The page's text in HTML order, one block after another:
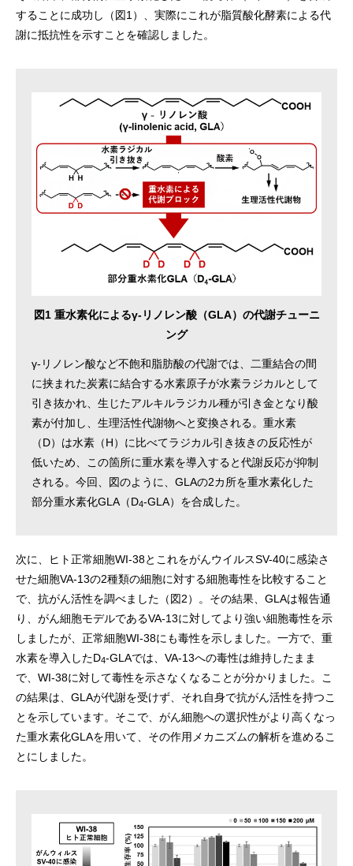
することに成功し（図1）、実際にこれが脂質酸化酵素による代
謝に抵抗性を示すことを確認しました。
図1 重水素化によるγ-リノレン酸（GLA）の代謝チューニ
ング
γ-リノレン酸など不飽和脂肪酸の代謝では、二重結合の間
に挟まれた炭素に結合する水素原子が水素ラジカルとして
引き抜かれ、生じたアルキルラジカル種が引き金となり酸
素が付加し、生理活性代謝物へと変換される。重水素
（D）は水素（H）に比べてラジカル引き抜きの反応性が
低いため、この箇所に重水素を導入すると代謝反応が抑制
される。今回、図のように、GLAの2カ所を重水素化した
部分重水素化GLA（D4-GLA）を合成した。
次に、ヒト正常細胞WI-38とこれをがんウイルスSV-40に感染さ
せた細胞VA-13の2種類の細胞に対する細胞毒性を比較すること
で、抗がん活性を調べました（図2）。その結果、GLAは報告通
り、がん細胞モデルであるVA-13に対してより強い細胞毒性を示
しましたが、正常細胞WI-38にも毒性を示しました。一方で、重
水素を導入したD4-GLAでは、VA-13への毒性は維持したまま
で、WI-38に対して毒性を示さなくなることが分かりました。こ
の結果は、GLAが代謝を受けず、それ自身で抗がん活性を持つこ
とを示しています。そこで、がん細胞への選択性がより高くなっ
た重水素化GLAを用いて、その作用メカニズムの解析を進めるこ
とにしました。